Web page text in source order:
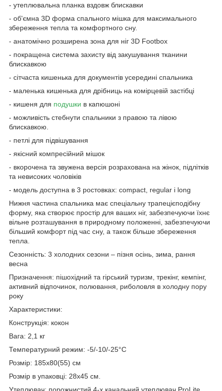
- утеплювальна планка вздовж блискавки
- об'ємна 3D форма спального мішка для максимального
збереження тепла та комфортного сну.
- анатомічно розширена зона для ніг 3D Footbox
- покращена система захисту від закушування тканини
блискавкою
- сітчаста кишенька для документів усередині спальника
- маленька кишенька для дрібниць на комірцевій застібці
- кишеня для подушки в капюшоні
- можливість стебнути спальники з правою та лівою
блискавкою.
- петлі для підвішування
- якісний компресійний мішок
- вкорочена та звужена версія розрахована на жінок, підлітків
та невисоких чоловіків
- модель доступна в 3 ростовках: compact, regular і long
Нижня частина спальника має спеціальну трапецієподібну
форму, яка створює простір для ваших ніг, забезпечуючи їхнє
вільне розташування в природному положенні, забезпечуючи
більший комфорт під час сну, а також більше збереження
тепла.
Сезонність: 3 холодних сезони – пізня осінь, зима, рання
весна
Призначення: пішохідний та гірський туризм, трекінг, кемпінг,
активний відпочинок, полювання, риболовля в холодну пору
року
Характеристики:
Конструкція: кокон
Вага: 2,1 кг
Температурний режим: -5/-10/-25°С
Розмір: 185х80(55) см
Розмір в упаковці: 28х45 см.
Утеплювач: порожнистий 4-х канальний утеплювач ProLite